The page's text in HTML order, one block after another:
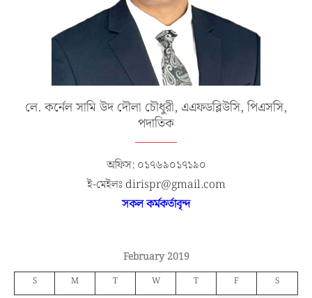
লে. কর্নেল সামি উদ দৌলা চৌধুরী, এএফডব্লিউসি, পিএসসি,
পদাতিক
অফিস: ০১৭৬৯০১৭১৯০
ই-মেইলঃ dirispr@gmail.com
সকল কর্মকর্তাবৃন্দ
February 2019
S M T W T F S